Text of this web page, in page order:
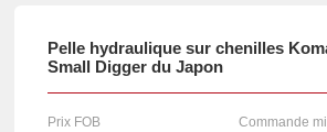
Pelle hydraulique sur chenilles
Small Digger du Japon
Prix FOB Commande